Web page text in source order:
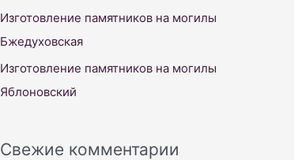
:Изготовление памятников на могилы
Бжедуховская
Изготовление памятников на могилы
Яблоновский
Свежие комментарии